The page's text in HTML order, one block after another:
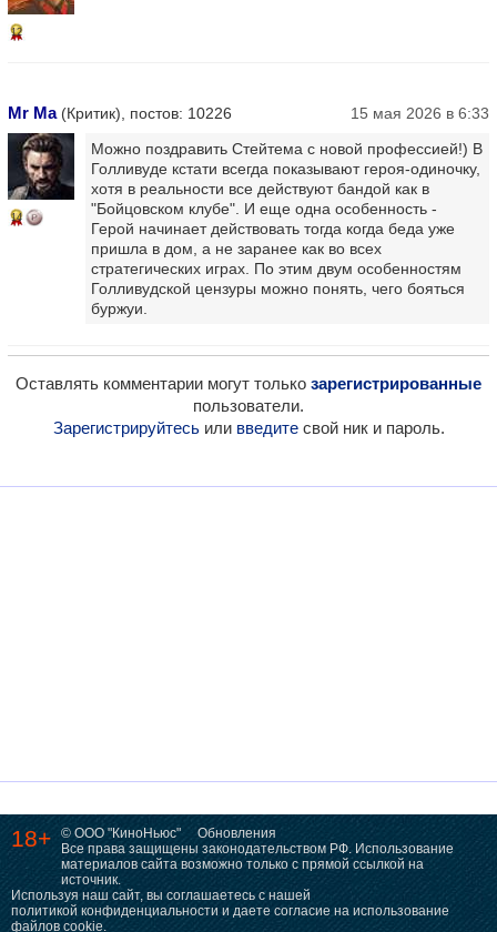
12
Mr Ma(Критик), постов: 10226 15 мая 2026 в 6:33
14
Можно поздравить Стейтема с новой профессией!) В
Голливуде кстати всегда показывают героя-одиночку,
хотя в реальности все действуют бандой как в
"Бойцовском клубе". И еще одна особенность -
Герой начинает действовать тогда когда беда уже
пришла в дом, а не заранее как во всех
стратегических играх. По этим двум особенностям
Голливудской цензуры можно понять, чего бояться
буржуи.
Оставлять комментарии могут только зарегистрированные
пользователи.
Зарегистрируйтесьили введитесвой ник и пароль.
18+ © ООО "КиноНьюс"
Обновления
Все права защищены законодательством РФ. Использование
материалов сайта возможно только с прямой ссылкой на
источник.
Используя наш сайт, вы соглашаетесь с нашей
политикой конфиденциальности и даете согласие на использование
файлов cookie.